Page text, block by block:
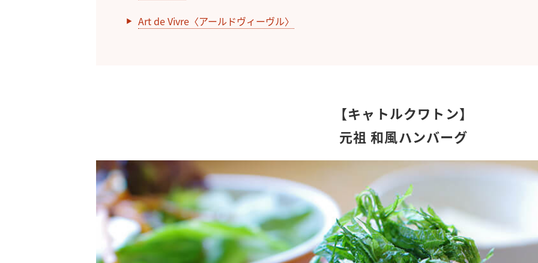
Art de Vivre〈アールドヴィーヴル〉
【キャトルクワトン】
元祖 和風ハンバーグ